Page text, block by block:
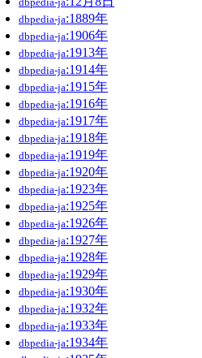
dbpedia-ja:1889年
dbpedia-ja:1906年
dbpedia-ja:1913年
dbpedia-ja:1914年
dbpedia-ja:1915年
dbpedia-ja:1916年
dbpedia-ja:1917年
dbpedia-ja:1918年
dbpedia-ja:1919年
dbpedia-ja:1920年
dbpedia-ja:1923年
dbpedia-ja:1925年
dbpedia-ja:1926年
dbpedia-ja:1927年
dbpedia-ja:1928年
dbpedia-ja:1929年
dbpedia-ja:1930年
dbpedia-ja:1932年
dbpedia-ja:1933年
dbpedia-ja:1934年